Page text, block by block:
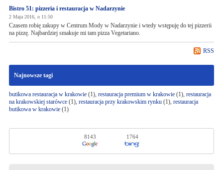
Bistro 51: pizzeria i restauracja w Nadarzynie
2 Maja 2016, o 11:50
Czasem robię zakupy w Centrum Mody w Nadarzynie i wtedy wstępuję do tej pizzerii
na pizzę. Najbardziej smakuje mi tam pizza Vegetariano.
RSS
Najnowsze tagi
butikowa restauracja w krakowie(1), restauracja premium w krakowie(1), restauracja
na krakowskiej starówce(1), restauracja przy krakowskim rynku(1), restauracja
butikowa w krakowie(1)
8143 1764